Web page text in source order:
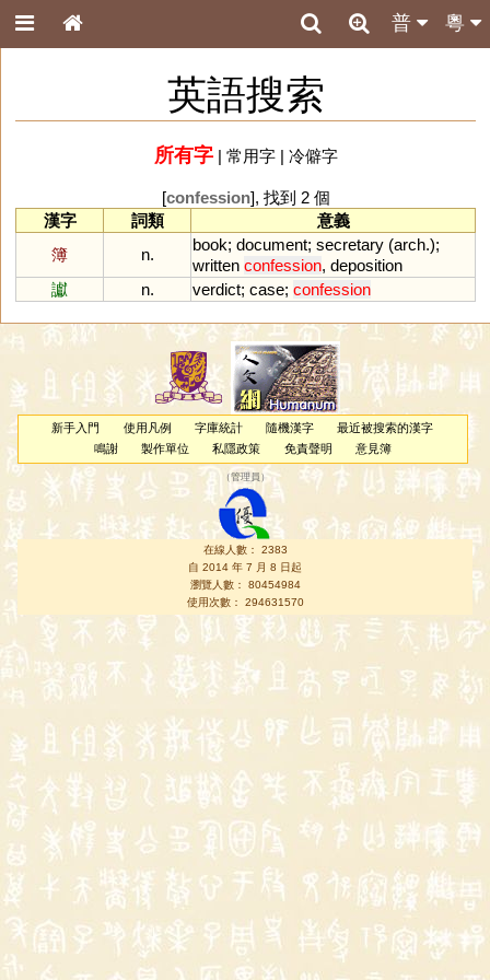
粵
普
英語搜索
所有字| 常用字| 冷僻字
[confession], 找到 2 個
漢字
詞類
意義
簿
n.
book; document; secretary (arch.);
written confession, deposition
讞
n. verdict; case; confession
新手入門 使用凡例 字庫統計 隨機漢字
最近被搜索的漢字
鳴謝
製作單位 私隱政策 免責聲明 意見簿
（管理員 ）
在線人數： 2383
自 2014 年 7 月 8 日起
瀏覽人數： 80454984
使用次數： 294631570